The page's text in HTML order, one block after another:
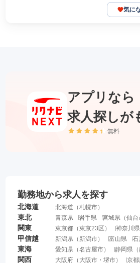
気に
アプリなら
求人探しが
無料
勤務地から求人を探す
北海道 北海道 （札幌市）
東北 青森県 岩手県 宮城県 （仙台
関東 東京都 （東京23区 ） 神奈川県
甲信越 新潟県 （ 新潟市） 富山県 石
東海 愛知県 （名古屋市） 静岡県 （
関西 大阪府 （ 大阪市 ・ 堺市） 京